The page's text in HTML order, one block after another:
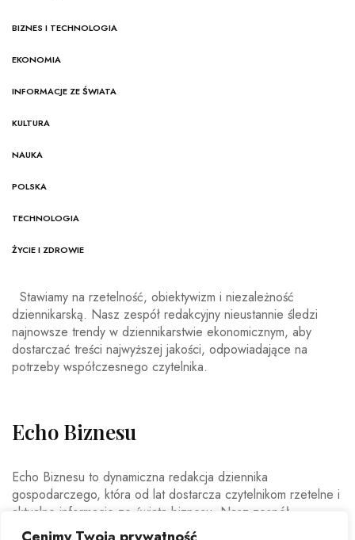
BIZNES I TECHNOLOGIA
EKONOMIA
INFORMACJE ZE ŚWIATA
KULTURA
NAUKA
POLSKA
TECHNOLOGIA
ŻYCIE I ZDROWIE
Stawiamy na rzetelność, obiektywizm i niezależność
dziennikarską. Nasz zespół redakcyjny nieustannie śledzi
najnowsze trendy w dziennikarstwie ekonomicznym, aby
dostarczać treści najwyższej jakości, odpowiadające na
potrzeby współczesnego czytelnika.
Echo Biznesu
Echo Biznesu to dynamiczna redakcja dziennika
gospodarczego, która od lat dostarcza czytelnikom rzetelne i
aktualne informacje ze świata biznesu. Nasz zespół
doświadczonych dziennikarzy i ekspertów ekonomicznych